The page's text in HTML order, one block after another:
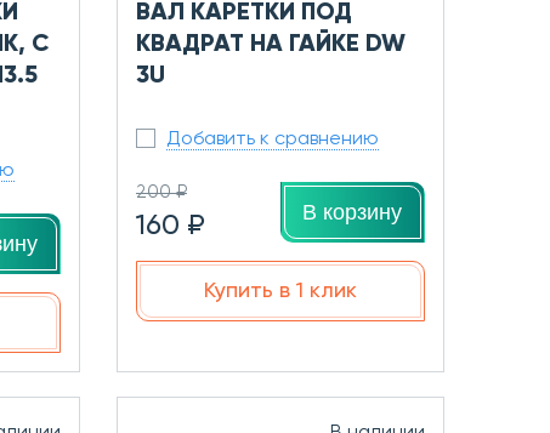
С
ВАЛ КАРЕТКИ ПОД
КВАДРАТ НА ГАЙКЕ DW
3U
Добавить к сравнению
200 ₽
160 ₽ В корзину
Купить в 1 клик